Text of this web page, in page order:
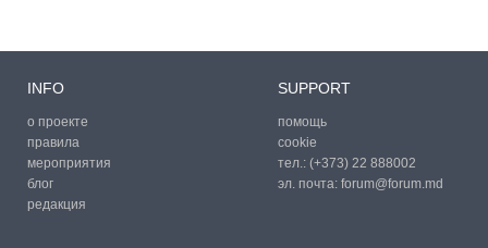
INFO
о проекте
правила
мероприятия
блог
редакция
SUPPORT
помощь
cookie
тел.: (+373) 22 888002
эл. почта: forum@forum.md